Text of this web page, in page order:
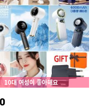
10대 여성이 좋아해요